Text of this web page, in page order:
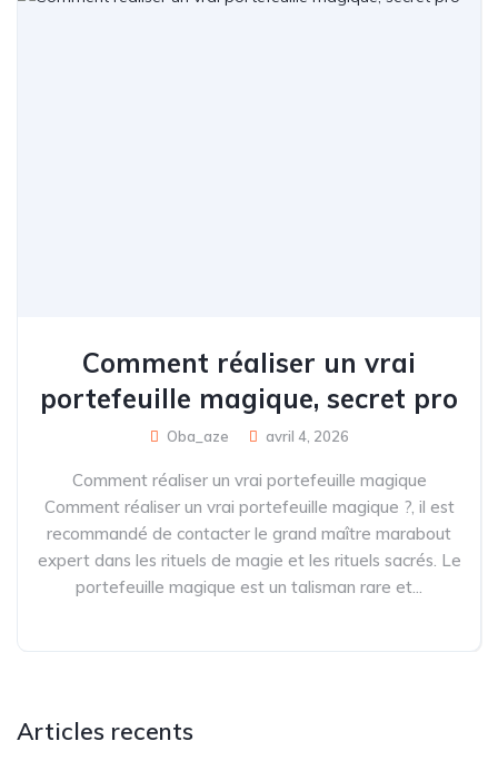
Comment réaliser un vrai
portefeuille magique, secret pro
Oba_aze avril 4, 2026
Comment réaliser un vrai portefeuille magique
Comment réaliser un vrai portefeuille magique ?, il est
recommandé de contacter le grand maître marabout
expert dans les rituels de magie et les rituels sacrés. Le
portefeuille magique est un talisman rare et...
Articles recents